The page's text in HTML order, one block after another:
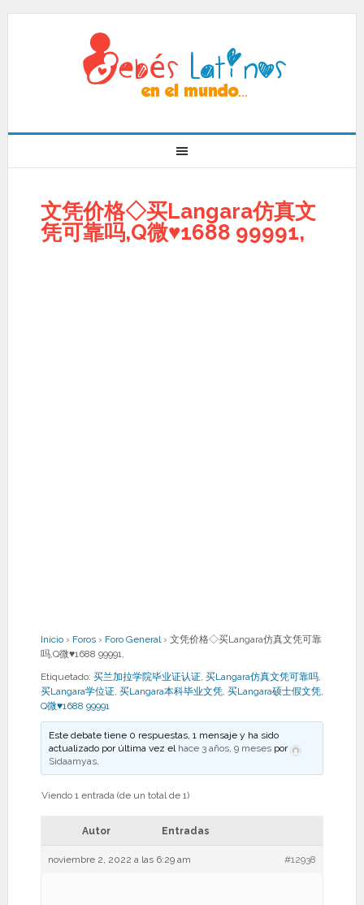
文凭价格◇买Langara仿真文
凭可靠吗,Q微♥1688 99991,
Inicio › Foros › Foro General › 文凭价格◇买Langara仿真文凭可靠
吗,Q微♥1688 99991,
Etiquetado: 买兰加拉学院毕业证认证, 买Langara仿真文凭可靠吗,
买Langara学位证, 买Langara本科毕业文凭, 买Langara硕士假文凭,
Q微♥1688 99991
Este debate tiene 0 respuestas, 1 mensaje y ha sido
actualizado por última vez el hace 3 años, 9 meses por
Sidaamyas.
Viendo 1 entrada (de un total de 1)
Autor Entradas
noviembre 2, 2022 a las 6:29 am #12938